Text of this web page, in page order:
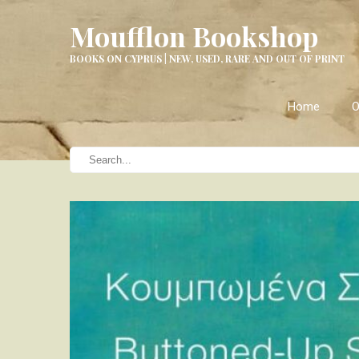
Moufflon Bookshop
BOOKS ON CYPRUS | NEW, USED, RARE AND OUT OF PRINT
Home